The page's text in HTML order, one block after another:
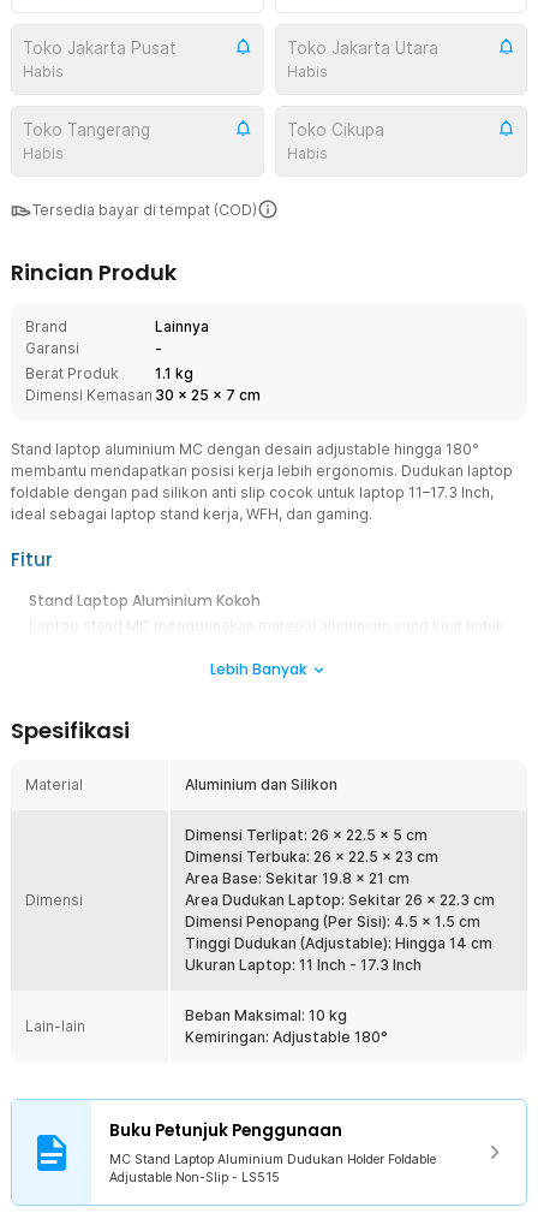
Toko Jakarta Pusat
Habis
Toko Jakarta Utara
Habis
Toko Tangerang
Habis
Toko Cikupa
Habis
Tersedia bayar di tempat (COD)
Rincian Produk
Brand
Lainnya
Garansi
-
Berat Produk
1.1 kg
Dimensi Kemasan 30 x 25 x 7 cm
Stand laptop aluminium MC dengan desain adjustable hingga 180°
membantu mendapatkan posisi kerja lebih ergonomis. Dudukan laptop
foldable dengan pad silikon anti slip cocok untuk laptop 11–17.3 Inch,
ideal sebagai laptop stand kerja, WFH, dan gaming.
Fitur
Stand Laptop Aluminium Kokoh
Laptop stand MC menggunakan material aluminium yang kuat untuk
membuat dudukan laptop tetap aman digunakan untuk berbagai
Adjustable Hingga 180° Lebih Ergonomis
sehingga kemiringan dapat diatur sesuai kebutuhan. Pengaturan ini
punggung tidak mudah pegal. Cocok digunakan untuk kerja, belajar,
maupun laptop gaming dalam waktu lama.
Desain Foldable Mudah Dibawa
Desain stand laptop foldable membuatnya mudah dilipat dan
disimpan saat tidak digunakan. Ukurannya ringkas sehingga praktis
dibawa saat WFA, WFH, atau kerja mobile. Dengan laptop holder
portable ini, Anda tetap bisa bekerja nyaman di mana saja.
Kelengkapan Produk
1 x Set Kunci Pas
1 x Panduan Penggunaan
Lebih Banyak
Spesifikasi
Material Aluminium dan Silikon
Dimensi
Dimensi Terlipat: 26 x 22.5 x 5 cm
Dimensi Terbuka: 26 x 22.5 x 23 cm
Area Base: Sekitar 19.8 x 21 cm
Area Dudukan Laptop: Sekitar 26 x 22.3 cm
Dimensi Penopang (Per Sisi): 4.5 x 1.5 cm
Tinggi Dudukan (Adjustable): Hingga 14 cm
Ukuran Laptop: 11 Inch - 17.3 Inch
Lain-lain
Beban Maksimal: 10 kg
Kemiringan: Adjustable 180°
Buku Petunjuk Penggunaan
MC Stand Laptop Aluminium Dudukan Holder Foldable
Adjustable Non-Slip - LS515